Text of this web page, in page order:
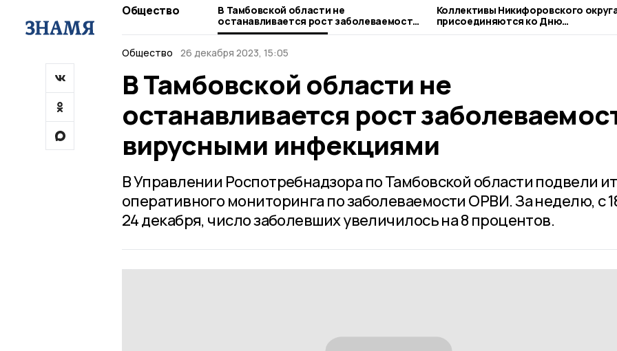
Общество
В Тамбовской области не
останавливается рост заболеваемости
вирусными инфекциями
Коллективы Никифоровского
присоединяются ко Дню
благотворительного труда
Общество
26 декабря 2023, 15:05
В Тамбовской области не
останавливается рост
вирусными инфекциями
В Управлении Роспотребнадзора по Тамбовской области подвели
оперативного мониторинга по заболеваемости ОРВИ. За неделю, с
24 декабря, число заболевших увеличилось на 8 процентов.